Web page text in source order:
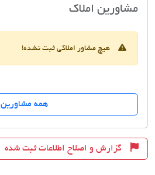
مشاورین املاکاملاک باران
هیچ مشاور املاکی ثبت نشده!
همه مشاورین
گزارش و اصلاح اطلاعات ثبت شده